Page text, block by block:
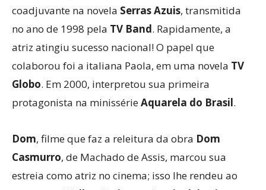
coadjuvante na novela Serras Azuis, transmitida
no ano de 1998 pela TV Band. Rapidamente, a
atriz atingiu sucesso nacional! O papel que
colaborou foi a italiana Paola, em uma novela TV
Globo. Em 2000, interpretou sua primeira
protagonista na minissérieAquarela do Brasil.
Dom, filme que faz a releitura da obra Dom
Casmurro, de Machado de Assis, marcou sua
estreia como atriz no cinema; isso lhe rendeu ao